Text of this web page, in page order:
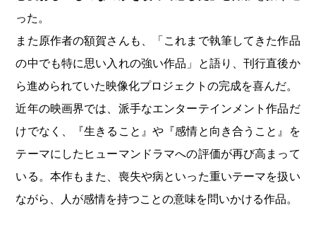
った。
また原作者の額賀さんも、「これまで執筆してきた作品
の中でも特に思い入れの強い作品」と語り、刊行直後か
ら進められていた映像化プロジェクトの完成を喜んだ。
近年の映画界では、派手なエンターテインメント作品だ
けでなく、『生きること』や『感情と向き合うこと』を
テーマにしたヒューマンドラマへの評価が再び高まって
いる。本作もまた、喪失や病といった重いテーマを扱い
ながら、人が感情を持つことの意味を問いかける作品。